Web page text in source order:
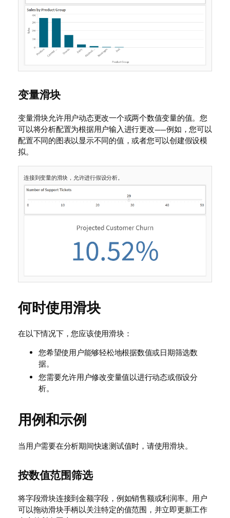
变量滑块
变量滑块允许用户动态更改一个或两个数值变量的值。您
可以将分析配置为根据用户输入进行更改——例如，您可以
配置不同的图表以显示不同的值，或者您可以创建假设模
拟。
连接到变量的滑块，允许进行假设分析。
何时使用滑块
在以下情况下，您应该使用滑块：
您希望使用户能够轻松地根据数值或日期筛选数
据。
您需要允许用户修改变量值以进行动态或假设分
析。
用例和示例
当用户需要在分析期间快速测试值时，请使用滑块。
按数值范围筛选
将字段滑块连接到金额字段，例如销售额或利润率。用户
可以拖动滑块手柄以关注特定的值范围，并立即更新工作